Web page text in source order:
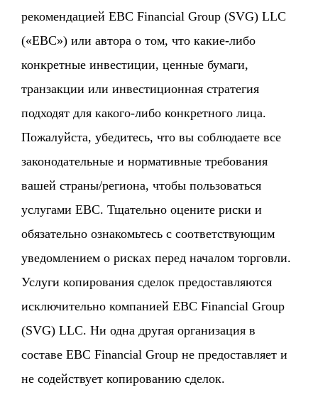
рекомендацией EBC Financial Group (SVG) LLC
(«EBC») или автора о том, что какие-либо
конкретные инвестиции, ценные бумаги,
транзакции или инвестиционная стратегия
подходят для какого-либо конкретного лица.
Пожалуйста, убедитесь, что вы соблюдаете все
законодательные и нормативные требования
вашей страны/региона, чтобы пользоваться
услугами EBC. Тщательно оцените риски и
обязательно ознакомьтесь с соответствующим
уведомлением о рисках перед началом торговли.
Услуги копирования сделок предоставляются
исключительно компанией EBC Financial Group
(SVG) LLC. Ни одна другая организация в
составе EBC Financial Group не предоставляет и
не содействует копированию сделок.